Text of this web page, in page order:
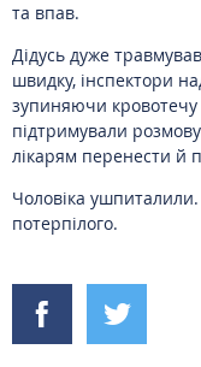
та впав.
Дідусь дуже
швидку, інспектори
зупиняючи кровотечу
підтримували
лікарям перенести й
Чоловіка
потерпілого.